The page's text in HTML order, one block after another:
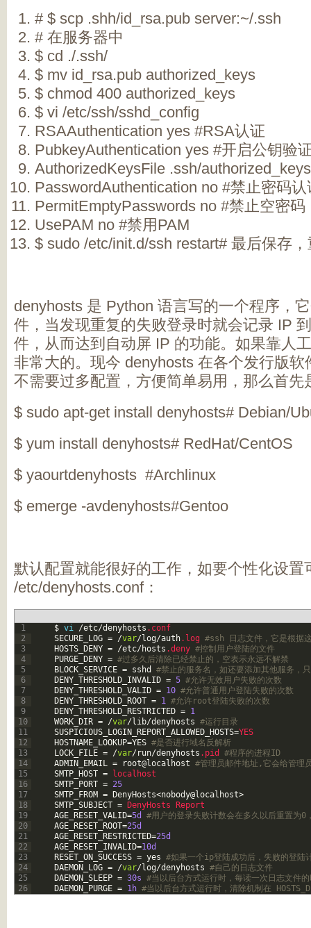
# $ scp .shh/id_rsa.pub server:~/.ssh
# 在服务器中
$ cd ./.ssh/
$ mv id_rsa.pub authorized_keys
$ chmod 400 authorized_keys
$ vi /etc/ssh/sshd_config
RSAAuthentication yes #RSA认证
PubkeyAuthentication yes #开启公钥验
AuthorizedKeysFile .ssh/
PasswordAuthentication no #禁止密码认
PermitEmptyPasswords no #禁止空密码
UsePAM no #禁用PAM
$ sudo /etc/init.d/ssh restart# 最后保存
denyhosts 是 Python 语言写的一个程序，
件，当发现重复的失败登录时就会记录 IP
件，从而达到自动屏 IP 的功能。如果靠人
非常大的。现今 denyhosts 在各个发行版
不需要过多配置，方便简单易用，那么首先
$ sudo apt-get install denyhosts# Debian/
$ yum install denyhosts# RedHat/CentOS
$ yaourtdenyhosts #Archlinux
$ emerge -avdenyhosts#Gentoo
默认配置就能很好的工作，如要个性化设置
/etc/denyhosts.conf：
1
2
3
4
5
6
7
8
9
10
11
12
13
14
15
16
17
18
19
20
21
22
23
24
25
26
$ vi /etc/denyhosts .conf
SECURE_LOG = /var/log/auth.log #ssh 日志文件，它是根据
HOSTS_DENY = /etc/hosts .deny #控制用户登陆的文件
PURGE_DENY = #过多久后清除已经禁止的，空表示永远不解禁
BLOCK_SERVICE = sshd
#禁止的服务名，如还要添加其他服务，
DENY_THRESHOLD_INVALID = 5 #允许无效用户失败的次数
DENY_THRESHOLD_VALID = 10 #允许普通用户登陆失败的次数
DENY_THRESHOLD_ROOT = 1 #允许root登陆失败的次数
DENY_THRESHOLD_RESTRICTED = 1
WORK_DIR = /var/lib/denyhosts #运行目录
SUSPICIOUS_LOGIN_REPORT_ALLOWED_HOSTS=YES
HOSTNAME_LOOKUP=YES #是否进行域名反解析
LOCK_FILE = /var/run/denyhosts .pid
#程序的进程ID
ADMIN_EMAIL = root@localhost #管理员邮件地址,它会给管理
SMTP_HOST =
localhost
SMTP_PORT = 25
SMTP_FROM = DenyHosts<nobody@localhost>
SMTP_SUBJECT = DenyHosts
Report
AGE_RESET_VALID=5d
#用户的登录失败计数会在多久以后重置为
AGE_RESET_ROOT=25d
AGE_RESET_RESTRICTED=25d
AGE_RESET_INVALID=10d
RESET_ON_SUCCESS = yes #如果一个ip登陆成功后，失败的登陆
DAEMON_LOG = /var/log/denyhosts #自己的日志文件
DAEMON_SLEEP = 30s #当以后台方式运行时，每读一次日志文件
DAEMON_PURGE = 1h #当以后台方式运行时，清除机制在